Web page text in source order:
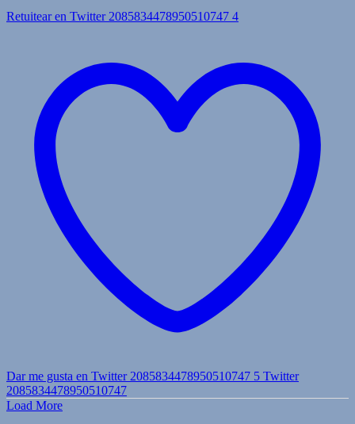
Retuitear en Twitter 2085834478950510747 4
Dar me gusta en Twitter 2085834478950510747 5 Twitter
2085834478950510747
Load More